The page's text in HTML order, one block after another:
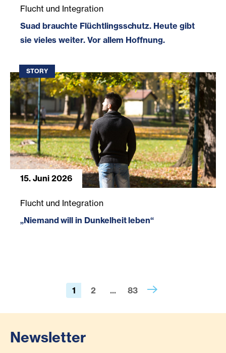
Flucht und Integration
Suad brauchte Flüchtlingsschutz. Heute gibt
sie vieles weiter. Vor allem Hoffnung.
STORY
15. Juni 2026
Flucht und Integration
„Niemand will in Dunkelheit leben“
1 2 ... 83
Newsletter